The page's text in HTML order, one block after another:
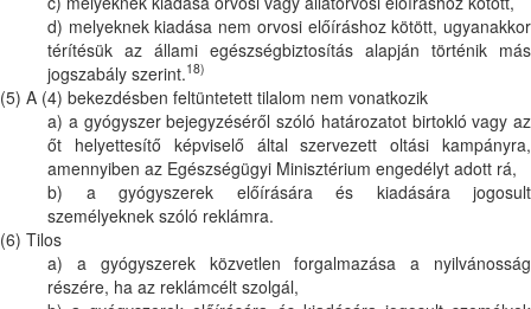
d) melyeknek kiadása nem orvosi előíráshoz kötött, ugyanakkor
térítésük az állami egészségbiztosítás alapján történik más
jogszabály szerint.18)
(5) A (4) bekezdésben feltüntetett tilalom nem vonatkozik
a) a gyógyszer bejegyzéséről szóló határozatot birtokló vagy az
őt helyettesítő képviselő által szervezett oltási kampányra,
amennyiben az Egészségügyi Minisztérium engedélyt adott rá,
b) a gyógyszerek előírására és kiadására jogosult
személyeknek szóló reklámra.
(6) Tilos
a) a gyógyszerek közvetlen forgalmazása a nyilvánosság
részére, ha az reklámcélt szolgál,